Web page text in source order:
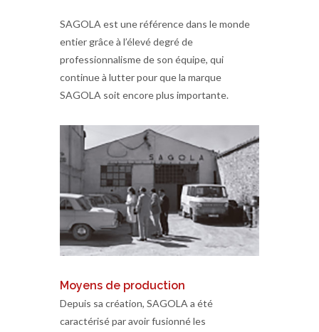
SAGOLA est une référence dans le monde
entier grâce à l’élevé degré de
professionnalisme de son équipe, qui
continue à lutter pour que la marque
SAGOLA soit encore plus importante.
Moyens de production
Depuis sa création, SAGOLA a été
caractérisé par avoir fusionné les